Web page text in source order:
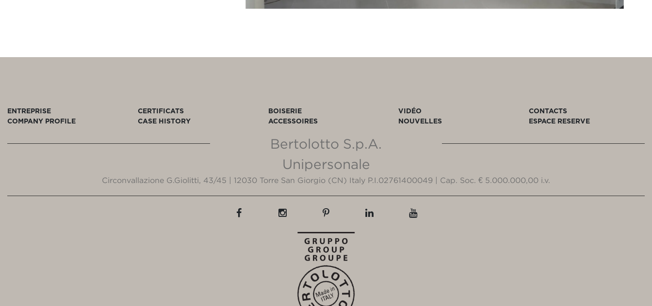
ENTREPRISE
COMPANY PROFILE
CERTIFICATS
CASE HISTORY
BOISERIE
ACCESSOIRES
VIDÉO
NOUVELLES
CONTACTS
ESPACE RESERVE
Bertolotto S.p.A.
Unipersonale
Circonvallazione G.Giolitti, 43/45 | 12030 Torre San Giorgio (CN) Italy P.I.02761400049 | Cap. Soc. € 5.000.000,00 i.v.